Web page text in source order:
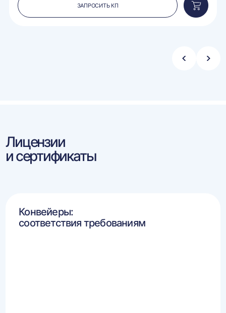
ЗАПРОСИТЬ КП
в
Стрелка
Лицензии
и сертификаты
Конвейеры:
соответствия требованиям